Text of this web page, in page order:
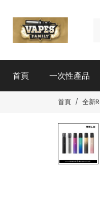
首頁 一次性產品
首頁 全新